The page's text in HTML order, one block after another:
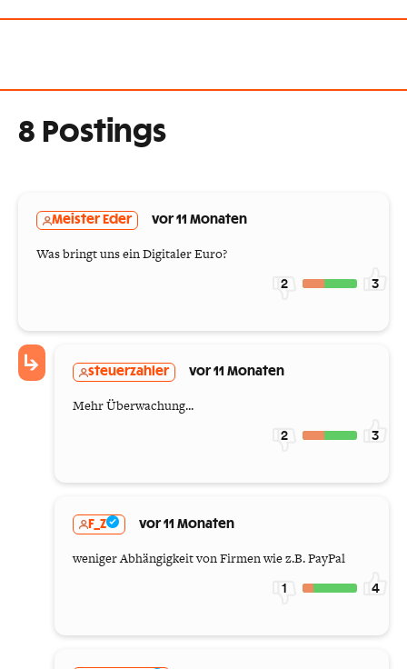
8 Postings
Meister Eder vor 11 Monaten
Was bringt uns ein Digitaler Euro?
2 3
steuerzahler vor 11 Monaten
Mehr Überwachung...
2 3
F_Z vor 11 Monaten
weniger Abhängigkeit von Firmen wie z.B. PayPal
1 4